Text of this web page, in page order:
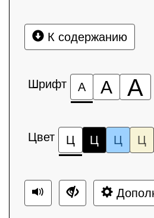
К содержанию
Шрифт А А А
Цвет Ц Ц Ц Ц